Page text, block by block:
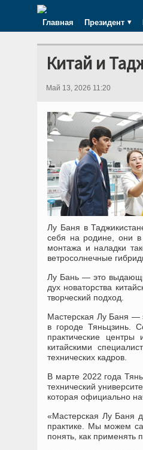
Главная Президент
Китай и
Май 13, 2026 11:20
Лу Баня в
себя на родине, они в
монтажа и наладки
ветросолнечные
Лу Бань — это
дух новаторства
творческий подход.
Мастерская Лу Баня —
в городе Тяньцзинь.
практические
китайскими
технических кадров.
В марте 2022 года
технический
которая официально
«Мастерская Лу Баня
практике. Мы можем
понять, как применять